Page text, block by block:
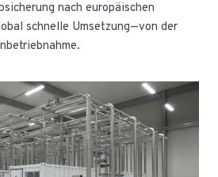
nach europäischen
schnelle Umsetzung—von der